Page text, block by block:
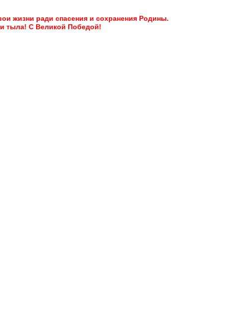
жизни ради спасения и сохранения Родины.
тыла! С Великой Победой!